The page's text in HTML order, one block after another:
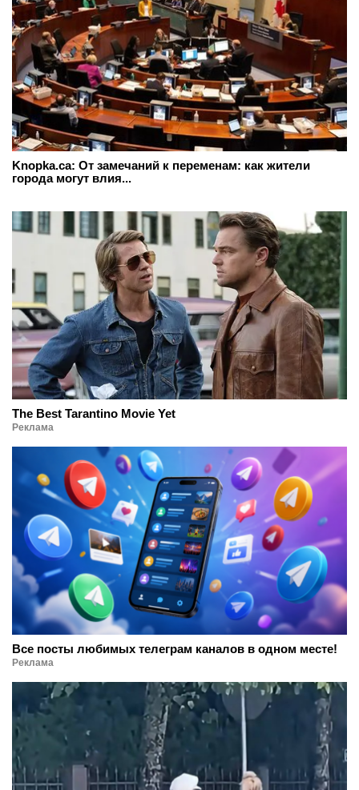
Knopka.ca: От замечаний к переменам: как жители
города могут влия...
The Best Tarantino Movie Yet
Реклама
Все посты любимых телеграм каналов в одном месте!
Реклама